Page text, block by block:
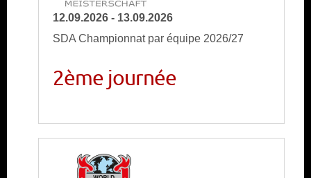
12.09.2026 - 13.09.2026
SDA Championnat par équipe 2026/27
2ème journée